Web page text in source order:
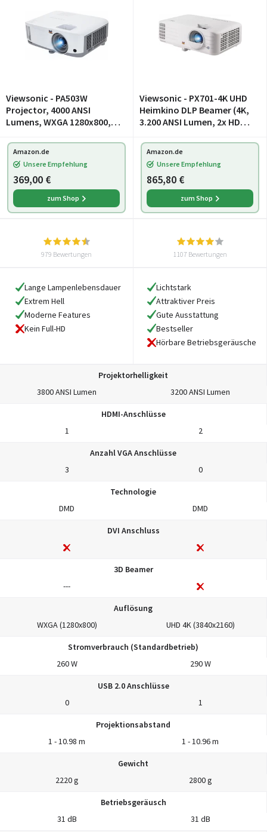
Viewsonic - PA503W
Projector, 4000 ANSI
Lumens, WXGA 1280x800,
300" Image, HDMI, Vertical
Keystone ±40°, Built-in 2W
Speaker
Viewsonic - PX701-4K UHD
Heimkino DLP Beamer (4K,
3.200 ANSI Lumen, 2x HDMI,
optischer Zoom, HDR)
Weiß
Amazon.de
Unsere Empfehlung
369,00 €
zum Shop
Amazon.de
Unsere Empfehlung
865,80 €
zum Shop
979 Bewertungen 1107 Bewertungen
Lange Lampenlebensdauer
Extrem Hell
Moderne Features
Kein Full-HD
Lichtstark
Attraktiver Preis
Gute Ausstattung
Bestseller
Hörbare Betriebsgeräusche
Projektorhelligkeit
3800 ANSI Lumen
3200 ANSI Lumen
HDMI-Anschlüsse
1
2
Anzahl VGA Anschlüsse
3
0
Technologie
DMD
DMD
DVI Anschluss
3D Beamer
---
Auflösung
WXGA (1280x800)
UHD 4K (3840x2160)
Stromverbrauch (Standardbetrieb)
260 W
290 W
USB 2.0 Anschlüsse
0
1
Projektionsabstand
1 - 10.98 m
1 - 10.96 m
Gewicht
2220 g
2800 g
Betriebsgeräusch
31 dB
31 dB